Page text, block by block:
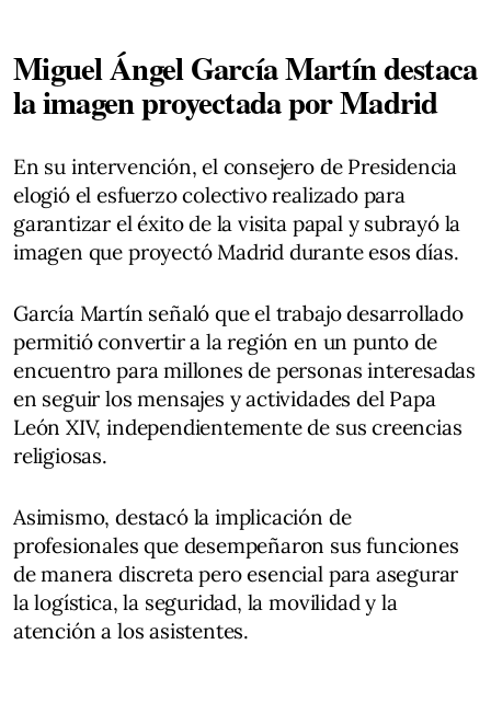
Miguel Ángel García Martín destaca
la imagen proyectada por Madrid
En su intervención, el consejero de Presidencia
elogió el esfuerzo colectivo realizado para
garantizar el éxito de la visita papal y subrayó la
imagen que proyectó Madrid durante esos días.
García Martín señaló que el trabajo desarrollado
permitió convertir a la región en un punto de
encuentro para millones de personas interesadas
en seguir los mensajes y actividades del Papa
León XIV, independientemente de sus creencias
religiosas.
Asimismo, destacó la implicación de
profesionales que desempeñaron sus funciones
de manera discreta pero esencial para asegurar
la logística, la seguridad, la movilidad y la
atención a los asistentes.